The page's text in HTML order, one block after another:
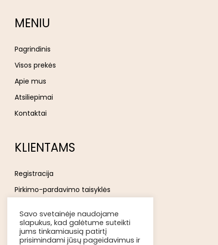
MENIU
Pagrindinis
Visos prekės
Apie mus
Atsiliepimai
Kontaktai
KLIENTAMS
Registracija
Pirkimo-pardavimo taisyklės
Atsakomybės ribojimas
Prekių pristatymas
Savo svetainėje naudojame
slapukus, kad galėtume suteikti
jums tinkamiausią patirtį
prisimindami jūsų pageidavimus ir